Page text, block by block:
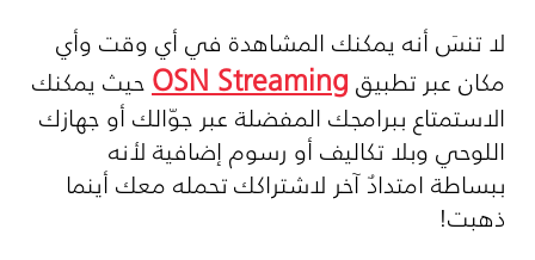
لا تنسَ أنه يمكنك المشاهدة في أي وقت وأي
مكان عبر تطبيقOSN Streamingحيث يمكنك
الاستمتاع ببرامجك المفضلة عبر جوّالك أو جهازك
اللوحي وبلا تكاليف أو رسوم إضافية لأنه
ببساطة امتدادٌ آخر لاشتراكك تحمله معك أينما
ذهبت!